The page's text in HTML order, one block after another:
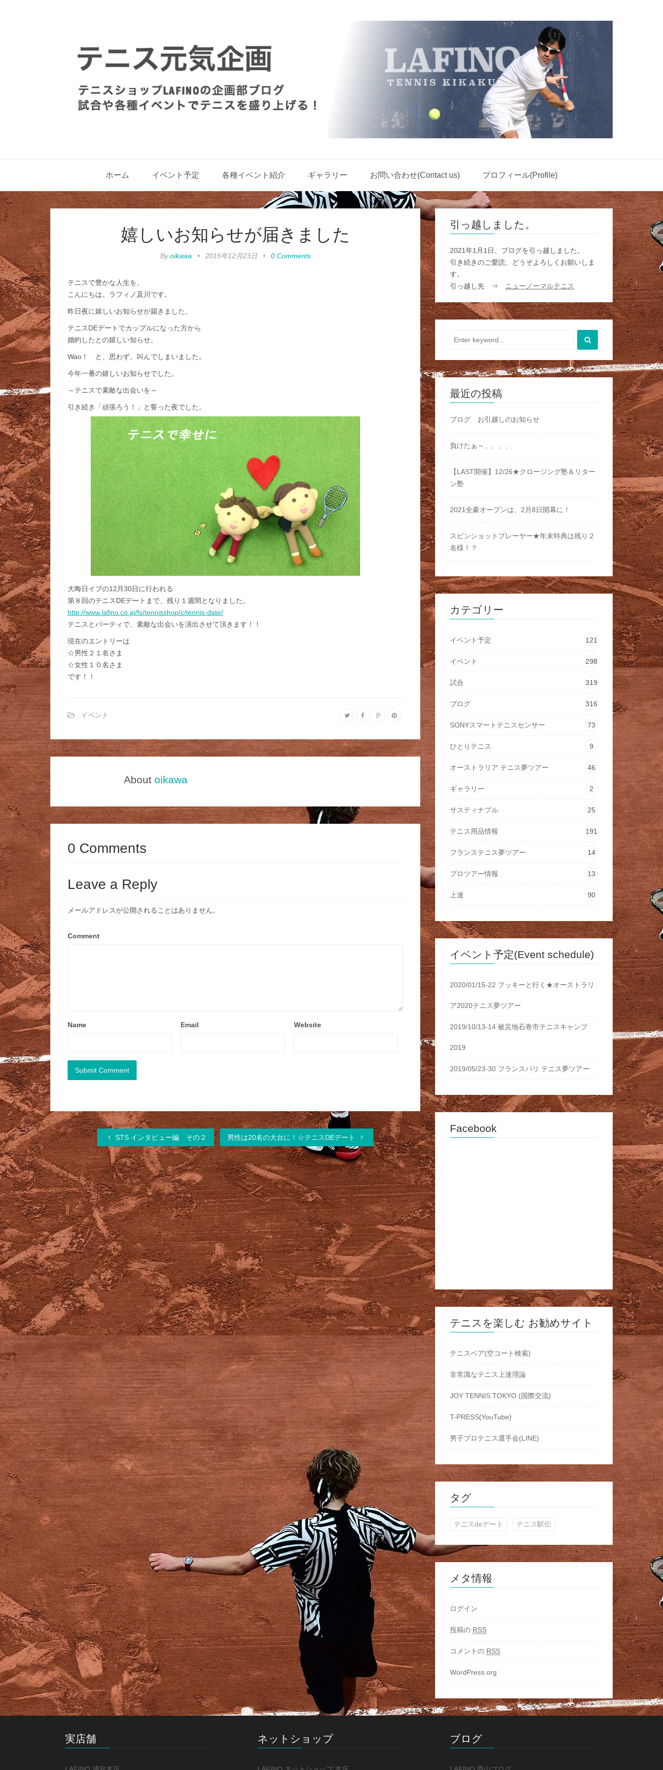
ホーム イベント予定 各種イベント紹介 ギャラリー お問い合わせ(Contact us) プロフィール(Profile)
嬉しいお知らせが届きました
Byoikawa • 2015年12月23日 • 0 Comments
テニスで豊かな人生を。
こんにちは。ラフィノ及川です。
昨日夜に嬉しいお知らせが届きました。
テニスDEデートでカップルになった方から
婚約したとの嬉しい知らせ。
Wao！ と、思わず、叫んでしまいました。
今年一番の嬉しいお知らせでした。
～テニスで素敵な出会いを～
引き続き「頑張ろう！」と誓った夜でした。
大晦日イブの12月30日に行われる
第８回のテニスDEデートまで、残り１週間となりました。
http://www.lafino.co.jp/fs/tennisshop/c/tennis-date/
テニスとパーティで、素敵な出会いを演出させて頂きます！！
現在のエントリーは
☆男性２１名さま
☆女性１０名さま
です！！
イベント
About oikawa
0 Comments
Leave a Reply
メールアドレスが公開されることはありません。
Comment
Name Email Website
STS インタビュー編 その２ 男性は20名の大台に！☆テニスDEデート
引っ越しました。
2021年1月1日、ブログを引っ越しました。
引き続きのご愛読、どうぞよろしくお願いしま
す。
引っ越し先 ⇒
ニューノーマルテニス
最近の投稿
ブログ お引越しのお知らせ
負けたぁ～、、、、
【LAST開催】12/26★クロージング塾＆リター
ン塾
2021全豪オープンは、2月8日開幕に！
スピンショットプレーヤー★年末特典は残り２
名様！？
カテゴリー
イベント予定 121
イベント 298
試合 319
ブログ 316
SONYスマートテニスセンサー 73
ひとりテニス 9
オーストラリア テニス夢ツアー 46
ギャラリー 2
サスティナブル 25
テニス用品情報 191
フランステニス夢ツアー 14
プロツアー情報 13
上達 90
イベント予定(Event schedule)
2020/01/15-22 フッキーと行く★オーストラリ
ア2020テニス夢ツアー
2019/10/13-14 被災地石巻市テニスキャンプ
2019
2019/05/23-30 フランスパリ テニス夢ツアー
Facebook
テニスを楽しむ お勧めサイト
テニスベア(空コート検索)
非常識なテニス上達理論
JOY TENNIS TOKYO (国際交流)
T-PRESS(YouTube)
男子プロテニス選手会(LINE)
タグ
テニスdeデート テニス駅伝
メタ情報
ログイン
投稿の RSS
コメントの RSS
WordPress.org
実店舗 ネットショップ ブログ